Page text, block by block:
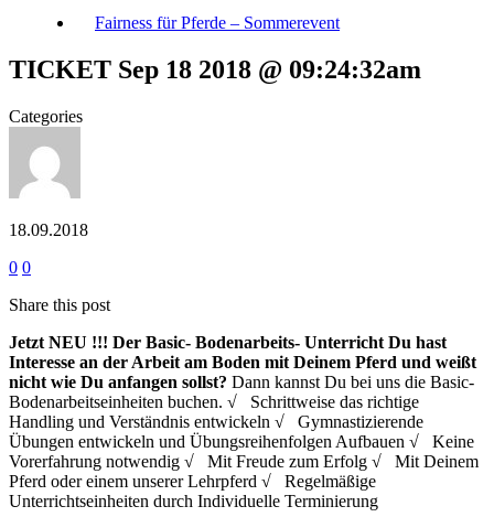
Fairness für Pferde – Sommerevent
TICKET Sep 18 2018 @ 09:24:32am
Categories
18.09.2018
0 0
Share this post
Jetzt NEU !!! Der Basic- Bodenarbeits- Unterricht Du hast
Interesse an der Arbeit am Boden mit Deinem Pferd und weißt
nicht wie Du anfangen sollst? Dann kannst Du bei uns die Basic-
Bodenarbeitseinheiten buchen. √ Schrittweise das richtige
Handling und Verständnis entwickeln √ Gymnastizierende
Übungen entwickeln und Übungsreihenfolgen Aufbauen √ Keine
Vorerfahrung notwendig √ Mit Freude zum Erfolg √ Mit Deinem
Pferd oder einem unserer Lehrpferd √ Regelmäßige
Unterrichtseinheiten durch Individuelle Terminierung